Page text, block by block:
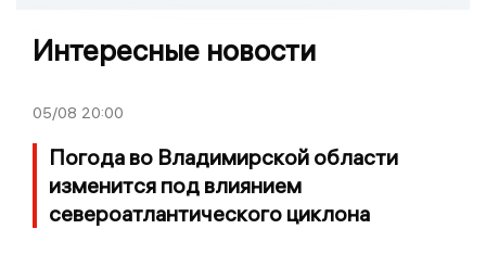
Интересные новости
05/08 20:00
Погода во Владимирской области
изменится под влиянием
североатлантического циклона